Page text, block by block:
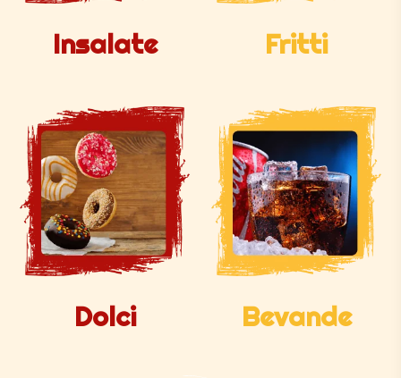
Insalate Fritti
Dolci Bevande